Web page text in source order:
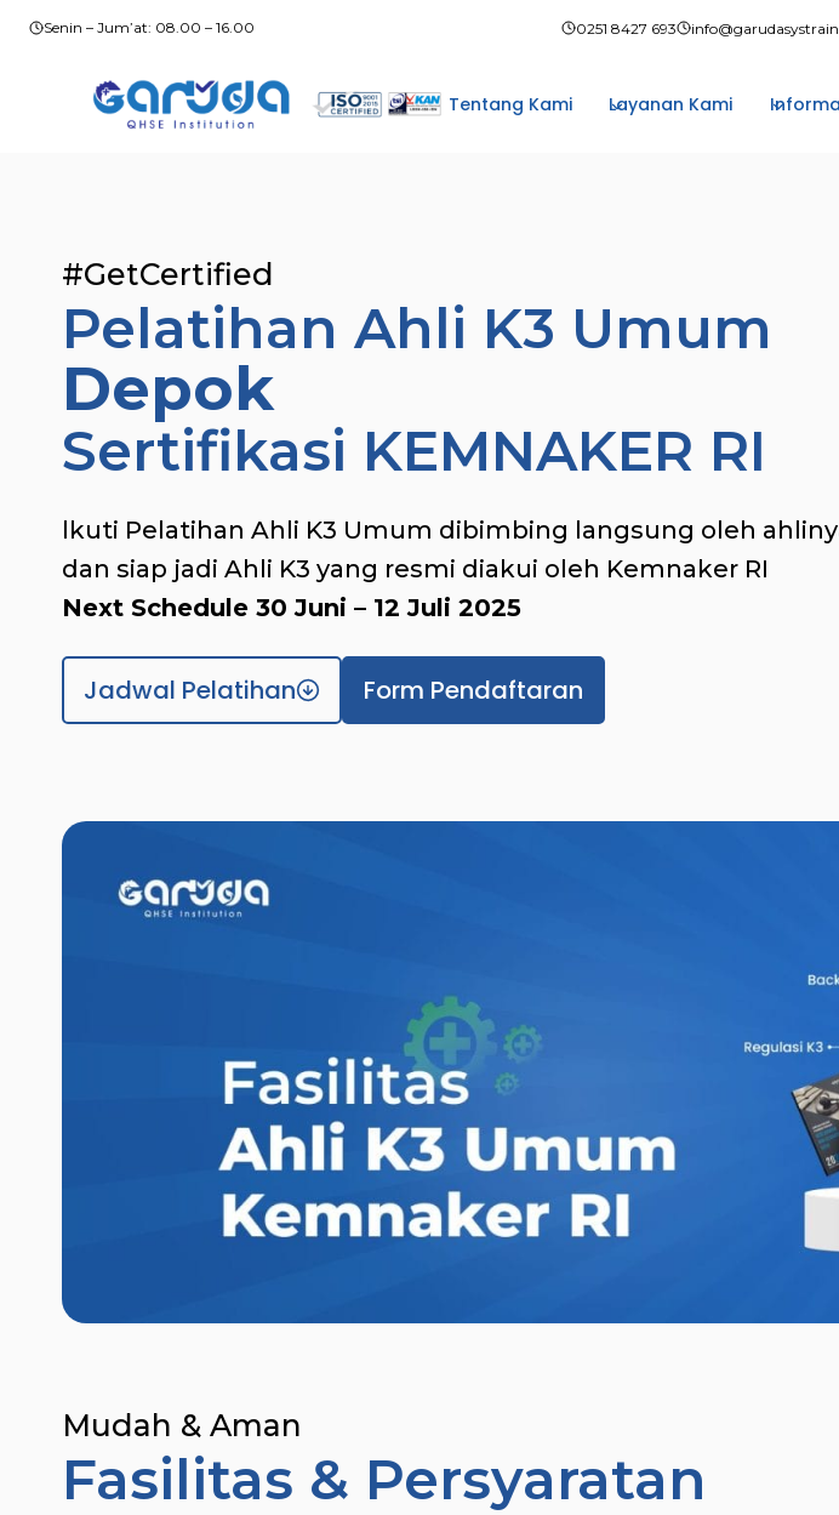
Skip
Senin – Jum’at: 08.00 – 16.00 0251 8427 693
Tentang Kami Layanan Kami
#GetCertified
Pelatihan Ahli K3 Umum
Depok
Sertifikasi KEMNAKER RI
lkuti Pelatihan Ahli K3 Umum dibimbing langsung oleh
dan siap jadi Ahli K3 yang resmi diakui oleh Kemnaker RI
Next Schedule 30 Juni – 12 Juli 2025
Jadwal Pelatihan Form Pendaftaran
Mudah & Aman
Fasilitas & Persyaratan